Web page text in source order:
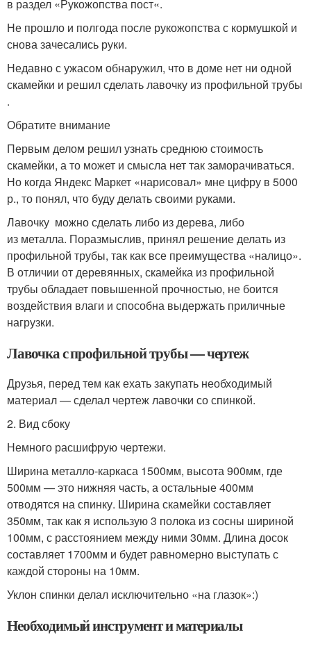
в раздел «Рукожопства пост«.
Не прошло и полгода после рукожопства с кормушкой и
снова зачесались руки.
Недавно с ужасом обнаружил, что в доме нет ни одной
скамейки и решил сделать лавочку из профильной трубы
.
Обратите внимание
Первым делом решил узнать среднюю стоимость
скамейки, а то может и смысла нет так заморачиваться.
Но когда Яндекс Маркет «нарисовал» мне цифру в 5000
р., то понял, что буду делать своими руками.
Лавочку можно сделать либо из дерева, либо
из металла. Поразмыслив, принял решение делать из
профильной трубы, так как все преимущества «налицо».
В отличии от деревянных, скамейка из профильной
трубы обладает повышенной прочностью, не боится
воздействия влаги и способна выдержать приличные
нагрузки.
Лавочка с профильной трубы — чертеж
Друзья, перед тем как ехать закупать необходимый
материал — сделал чертеж лавочки со спинкой.
2. Вид сбоку
Немного расшифрую чертежи.
Ширина металло-каркаса 1500мм, высота 900мм, где
500мм — это нижняя часть, а остальные 400мм
отводятся на спинку. Ширина скамейки составляет
350мм, так как я использую 3 полока из сосны шириной
100мм, с расстоянием между ними 30мм. Длина досок
составляет 1700мм и будет равномерно выступать с
каждой стороны на 10мм.
Уклон спинки делал исключительно «на глазок»:)
Необходимый инструмент и материалы